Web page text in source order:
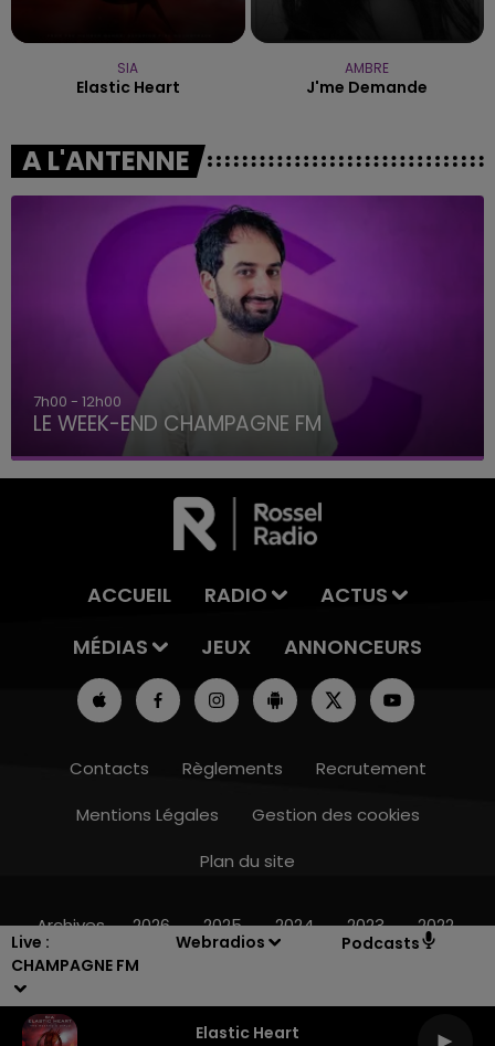
Live :
CHAMPAGNE FM
Webradios Podcasts
Elastic Heart
16h00 - 20h00
SIA
Elastic Heart
AMBRE
J'me Demande
A L'ANTENNE
7h00 - 12h00
LE WEEK-END CHAMPAGNE FM
ACCUEIL RADIO
ACTUS
MÉDIAS
JEUX ANNONCEURS
Contacts Règlements
Recrutement
Mentions Légales
Gestion des cookies
Plan du site
Archives 2026 2025 2024 2023 2022